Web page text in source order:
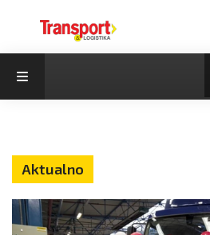
Aktualno